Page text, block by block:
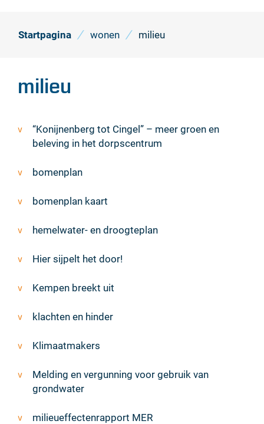
Startpagina wonen milieu
milieu
Thema's
“Konijnenberg tot Cingel” – meer groen en
beleving in het dorpscentrum
bomenplan
bomenplan kaart
hemelwater- en droogteplan
Hier sijpelt het door!
Kempen breekt uit
klachten en hinder
Klimaatmakers
Melding en vergunning voor gebruik van
grondwater
milieueffectenrapport MER